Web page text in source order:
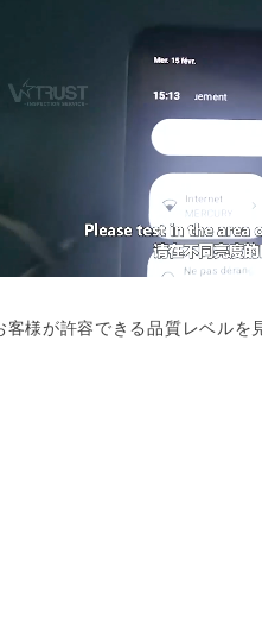
が許容できる品質レベルを